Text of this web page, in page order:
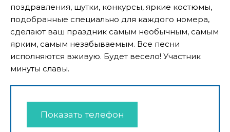
поздравления, шутки, конкурсы, яркие костюмы,
подобранные специально для каждого номера,
сделают ваш праздник самым необычным, самым
ярким, самым незабываемым. Все песни
исполняются вживую. Будет весело! Участник
минуты славы.
Показать телефон